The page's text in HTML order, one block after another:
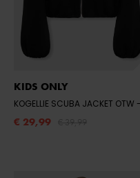
KIDS ONLY
KOGELLIE SCUBA JACKET OTW - BLACK
€ 29,99